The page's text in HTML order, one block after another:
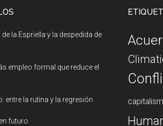
de la Espriella y la despedida de
empleo formal que reduce el
entre la rutina y la regresión
futuro